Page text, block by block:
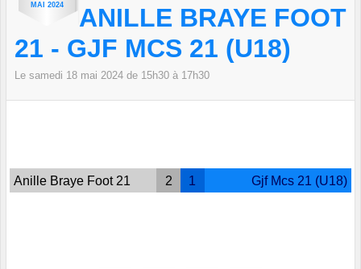
MAI 2024
ANILLE BRAYE FOOT
21 - GJF MCS 21 (U18)
Le samedi 18 mai 2024 de 15h30 à 17h30
Anille Braye Foot 21 2 1 Gjf Mcs 21 (U18)